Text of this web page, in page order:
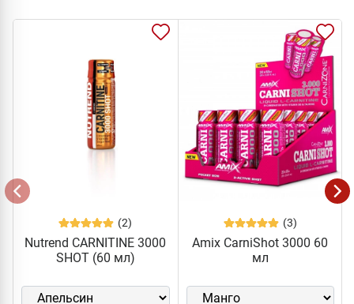
(2)
Nutrend CARNITINE 3000
SHOT (60 мл)
(3)
Amix CarniShot 3000 60
мл